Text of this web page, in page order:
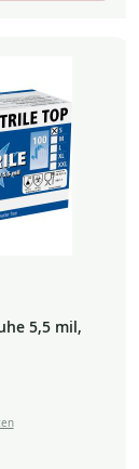
5,5 mil,